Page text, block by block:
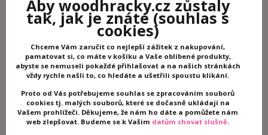
webových stránkách
základní funkčnosti webových stránek
funkce opuštěný košík
Sběr cookies za účelem uvedeným výše může být
považováno za zpracování osobních údajů. Takové
zpracování je možné na základě zákonného důvodu
- oprávněného zájmu správce, a umožňuje ho čl. 6
odst. 1 písm. f) Nařízení.
Cookies, které jsou sbírány za účelem měření
Aby woodhracky.cz zůstaly
tak, jak je znáte(souhlas s
cookies)
Chceme Vám zaručit co nejlepší zážitek z nakupování,
pamatovat si, co máte v košíku a Vaše oblíbené produkty,
abyste se nemuseli pokaždé přihlašovat a na našich stránkách
vždy rychle našli to, co hledáte a ušetřili spoustu klikání.
Proto od Vás potřebujeme souhlas se zpracováním souborů
cookies tj. malých souborů, které se dočasně ukládají na
Vašem prohlížeči. Děkujeme, že nám ho dáte a pomůžete nám
web zlepšovat. Budeme se k Vašim datům chovat slušně.